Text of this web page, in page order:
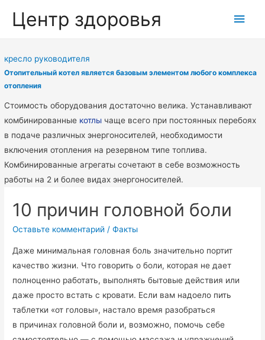
Центр здоровья
кресло руководителя
Отопительный котел является базовым элементом любого комплекса
отопления
Стоимость оборудования достаточно велика. Устанавливают
комбинированные котлы чаще всего при постоянных перебоях
в подаче различных энергоносителей, необходимости
включения отопления на резервном типе топлива.
Комбинированные агрегаты сочетают в себе возможность
работы на 2 и более видах энергоносителей.
10 причин головной боли
Оставьте комментарий /Факты
Даже минимальная головная боль значительно портит
качество жизни. Что говорить о боли, которая не дает
полноценно работать, выполнять бытовые действия или
даже просто встать с кровати. Если вам надоело пить
таблетки «от головы», настало время разобраться
в причинах головной боли и, возможно, помочь себе